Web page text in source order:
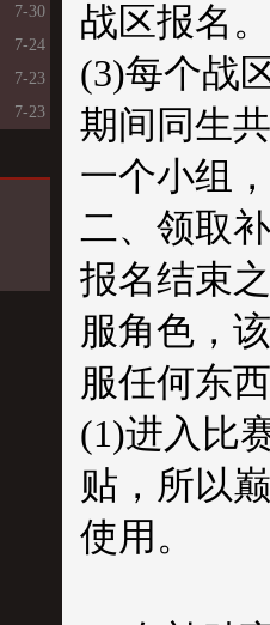
7-30
7-24
7-23
7-23
战区报名。
(3)每个战
期间同生
一个小组
二、领取
报名结束
服角色，
服任何东
(1)进入比
贴，所以
使用。